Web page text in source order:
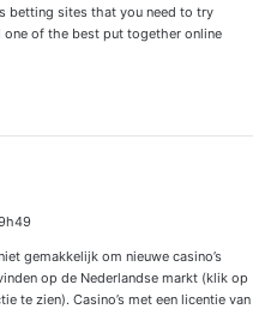
betting sites that you need to try
one of the best put together online
gemakkelijk om nieuwe casino’s
op de Nederlandse markt (klik op
te zien). Casino’s met een licentie van